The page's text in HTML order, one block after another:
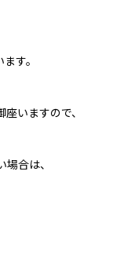
す。
いますので、
合は、